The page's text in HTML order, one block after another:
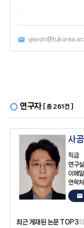
연구자 [ 총 261건 ]
사
직급
연구실
이메일
연락처
email
최근 게재된 논문 TOP3